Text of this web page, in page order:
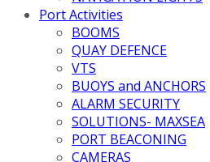
Port Activities
BOOMS
QUAY DEFENCE
VTS
BUOYS and ANCHORS
ALARM SECURITY
SOLUTIONS- MAXSEA
PORT BEACONING
CAMERAS